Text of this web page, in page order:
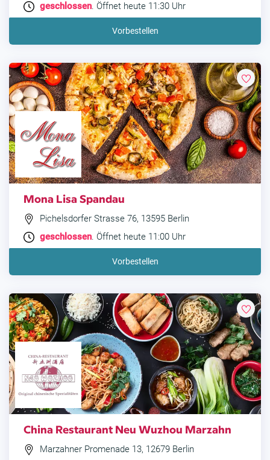
geschlossen. Öffnet heute 11:30 Uhr
Vorbestellen
Mona Lisa Spandau
Pichelsdorfer Strasse 76, 13595 Berlin
geschlossen. Öffnet heute 11:00 Uhr
Vorbestellen
China Restaurant Neu Wuzhou Marzahn
Marzahner Promenade 13, 12679 Berlin